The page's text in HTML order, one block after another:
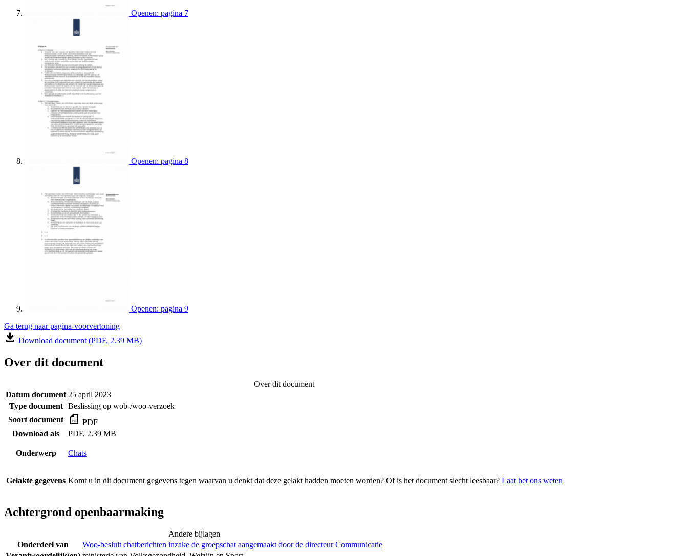
Openen: pagina 7
Openen: pagina 8
Openen: pagina 9
Ga terug naar pagina-voorvertoning
Download document (PDF, 2.39 MB)
Over dit document
Over dit document
Datum document 25 april 2023
Type document
Beslissing op wob-/woo-verzoek
Soort document
PDF
Download als
PDF, 2.39 MB
Onderwerp Chats
Gelakte gegevens Komt u in dit document gegevens tegen waarvan u denkt dat deze gelakt hadden moeten worden? Of is het document slecht leesbaar? Laat het ons weten
Achtergrond openbaarmaking
Andere bijlagen
Onderdeel van
Woo-besluit chatberichten inzake de groepschat aangemaakt door de directeur Communicatie